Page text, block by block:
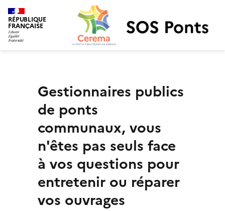
SOS Ponts
RÉPUBLIQUE
FRANÇAISE
Gestionnaires publics
de ponts
communaux, vous
n'êtes pas seuls face
à vos questions pour
entretenir ou réparer
vos ouvrages